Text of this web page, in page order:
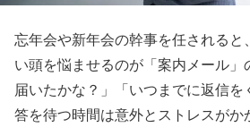
忘年会や新年会の幹事を任されると
い頭を悩ませるのが「案内メール」
届いたかな？」「いつまでに返信
答を待つ時間は意外とストレスがか